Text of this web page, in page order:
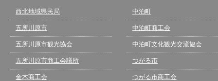
西北地域県民局
五所川原市
五所川原市観光協会
五所川原市商工会議所
金木商工会
中泊町
中泊町商工会
中泊町文化観光交流協会
つがる市
つがる市商工会